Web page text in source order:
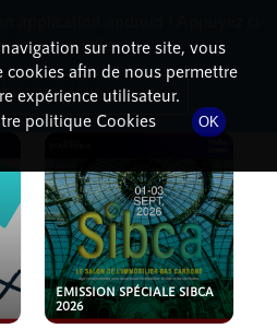
EMISSION SPÉCIALE SIBCA
2026
sur notre site, vous
cookies afin de nous permettre
expérience utilisateur.
politique Cookies
OK
pour l'installer.
Télécharger l'application